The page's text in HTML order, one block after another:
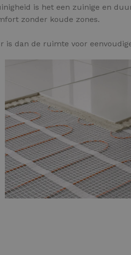
is het een zuinige en
zonder koude zones.
is dan de ruimte voor